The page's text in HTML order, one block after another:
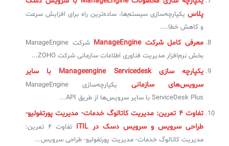
پلاس یکپارچه‌سازی سیستم‌ها، ساده‌ترین راه برای افزایش سرعت
و کاهش خطا....
معرفی کامل شرکت ManageEngine
شرکت ManageEngine
بخش نرم‌افزار مدیریت فناوری اطلاعات سازمانی شرکت ZOHO...
یکپارچه سازی Manageengine Servicedesk با سایر
سرویس‌های سازمانی
یکپارچه‌سازی ManageEngine
ServiceDesk Plus با سایر سرویس‌ها از طریق API...
تفاوت ۴ تمرین: مدیریت کاتالوگ خدمات- مدیریت پورتفولیو-
طراحی سرویس و سرویس دسک در ITIL
تفاوت ۴ تمرین:
مدیریت کاتالوگ خدمات- مدیریت پورتفولیو- طراحی سرویس...